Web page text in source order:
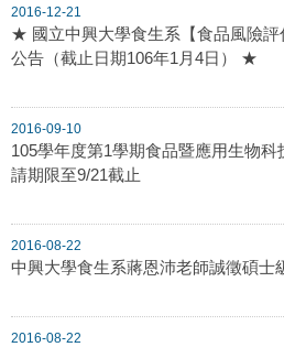
2016-12-21
★ 國立中興大學食生系【食品風險
公告（截止日期106年1月4日） ★
2016-09-10
105學年度第1學期食品暨應用生物
請期限至9/21截止
2016-08-22
中興大學食生系蔣恩沛老師誠徵碩士
2016-08-22